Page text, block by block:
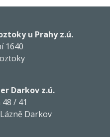
u Prahy z.ú.
1640
Darkov z.ú.
/ 41
Darkov